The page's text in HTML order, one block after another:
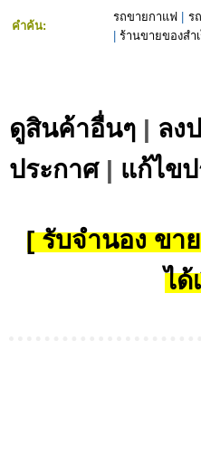
คำค้น:
รถขายกาแฟ ร
ร้านขายของสำ
ดูสินค้าอื่นๆ | ลง
ประกาศ| แก้ไข
[ รับจำนอง ขา
ได้